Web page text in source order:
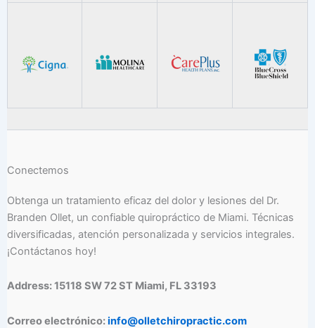
Conectemos
Obtenga un tratamiento eficaz del dolor y lesiones del Dr.
Branden Ollet, un confiable quiropráctico de Miami. Técnicas
diversificadas, atención personalizada y servicios integrales.
¡Contáctanos hoy!
Address: 15118 SW 72 ST Miami, FL 33193
Correo electrónico:info@olletchiropractic.com